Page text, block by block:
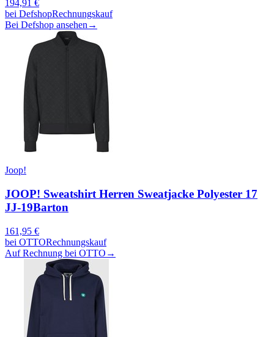
194,91 €
bei DefshopRechnungskauf
Bei Defshop ansehen →
Joop!
JOOP! Sweatshirt Herren Sweatjacke Polyester 17
JJ-19Barton
161,95 €
bei OTTORechnungskauf
Auf Rechnung bei OTTO →